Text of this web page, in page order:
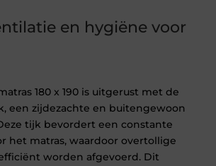
en hygiëne voor
180 x 190 is uitgerust met de
een zijdezachte en buitengewoon
tijk bevordert een constante
het matras, waardoor overtollige
worden afgevoerd. Dit